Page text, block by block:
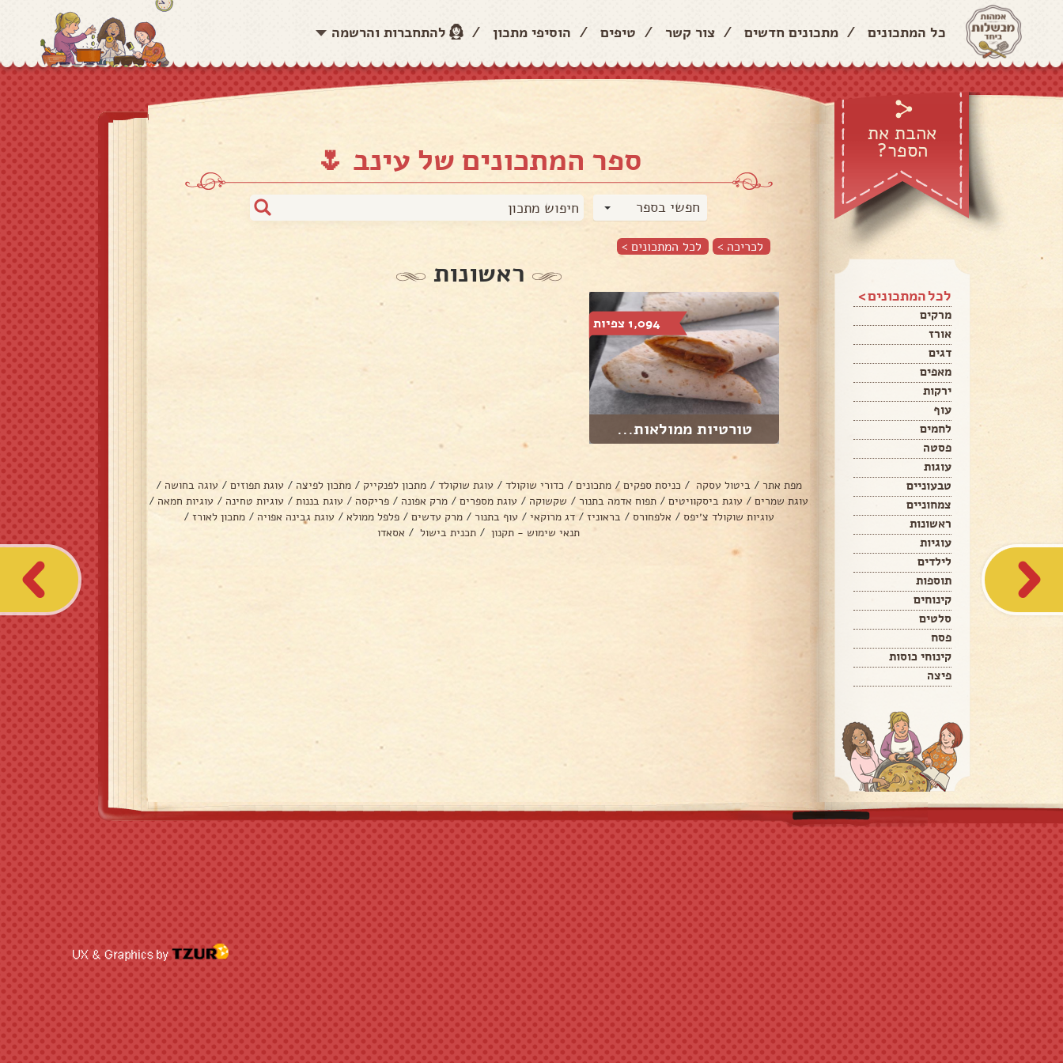
כל המתכונים / מתכונים חדשים / צור קשר / טיפים / הוסיפי מתכון / להתחברות והרשמה
אהבת את
הספר?
לכל המתכונים >
מרקים
אורז
דגים
מאפים
ירקות
עוף
לחמים
פסטה
עוגות
טבעוניים
צמחוניים
ראשונות
עוגיות
לילדים
תוספות
קינוחים
סלטים
פסח
קינוחי כוסות
פיצה
ספר המתכונים של עינב 🌷
חפשי בספר
לכריכה > לכל המתכונים >
ראשונות
1,094 צפיות
טורטיות ממולאות...
מפת אתר / ביטול עסקה / כניסת ספקים / מתכונים / כדורי שוקולד / עוגת שוקולד / מתכון לפנקייק / מתכון לפיצה / עוגת תפוזים / עוגה בחושה /
עוגת שמרים / עוגת ביסקוויטים / תפוח אדמה בתנור / שקשוקה / עוגת מספרים / מרק אפונה / פריקסה / עוגת בננות / עוגיות טחינה / עוגיות חמאה /
עוגיות שוקולד צ׳יפס / אלפחורס / בראוניז / דג מרוקאי / עוף בתנור / מרק עדשים / פלפל ממולא / עוגת גבינה אפויה / מתכון לאורז /
תנאי שימוש - תקנון / תכנית בישול / אסאדו